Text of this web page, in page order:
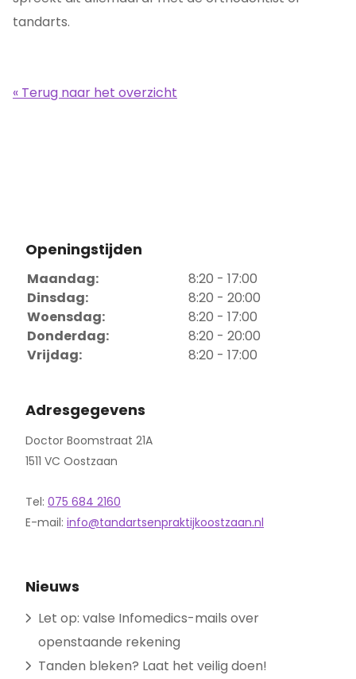
tandarts.
« Terug naar het overzicht
Openingstijden
Maandag:
8:20 - 17:00
Dinsdag:
8:20 - 20:00
Woensdag:
8:20 - 17:00
Donderdag:
8:20 - 20:00
Vrijdag:
8:20 - 17:00
Adresgegevens
Doctor Boomstraat 21A
1511 VC Oostzaan
Tel: 075 684 2160
E-mail: info@tandartsenpraktijkoostzaan.nl
Nieuws
Let op: valse Infomedics-mails over
openstaande rekening
Tanden bleken? Laat het veilig doen!